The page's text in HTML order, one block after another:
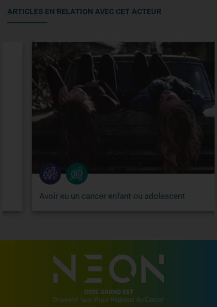
ARTICLES EN RELATION AVEC CET ACTEUR
Avoir eu un cancer enfant ou adolescent